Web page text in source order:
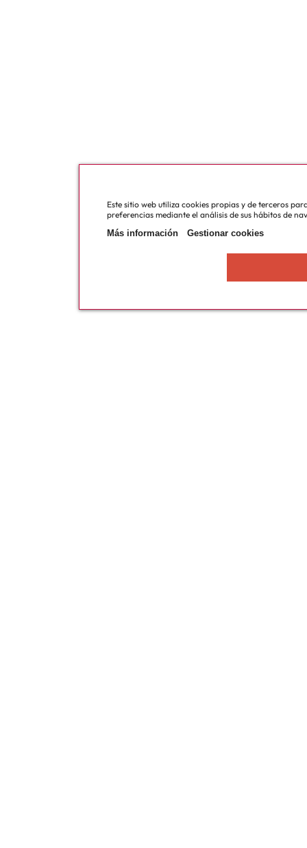
Este sitio web utiliza cookies propias y de terceros
preferencias mediante el análisis de sus hábitos de
Más información
Gestionar cookies